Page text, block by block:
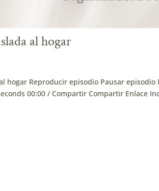
al hogar
hogar Reproducir episodio Pausar
00:00 / Compartir Compartir Enlace